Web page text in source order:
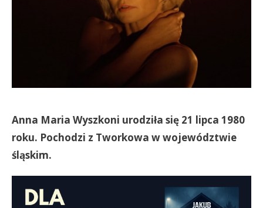
Anna Maria Wyszkoni urodziła się 21 lipca 1980
roku. Pochodzi z Tworkowa w województwie
śląskim.